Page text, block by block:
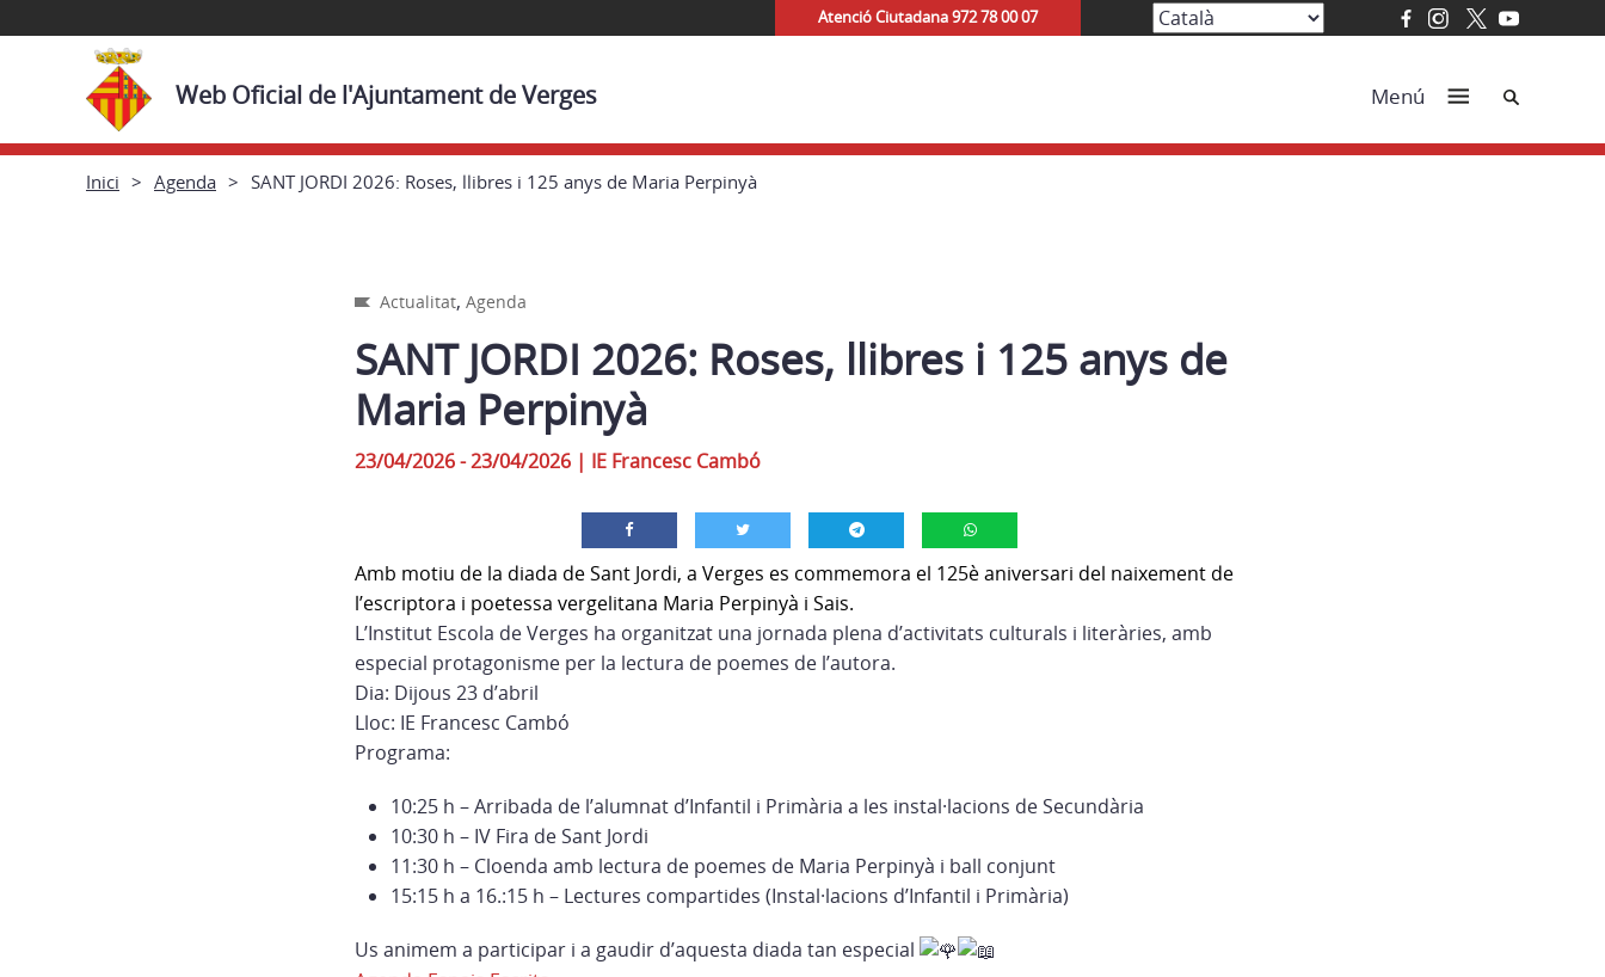
Atenció Ciutadana 972 78 00 07
Web Oficial de l'Ajuntament de Verges Menú Cerca
Inici Agenda SANT JORDI 2026: Roses, llibres i 125 anys de Maria Perpinyà
Actualitat, Agenda
SANT JORDI 2026: Roses, llibres i 125 anys de
Maria Perpinyà
23/04/2026 - 23/04/2026 | IE Francesc Cambó
Amb motiu de la diada de Sant Jordi, a Verges es commemora el 125è aniversari del naixement de
l’escriptora i poetessa vergelitana Maria Perpinyà i Sais.
L’Institut Escola de Verges ha organitzat una jornada plena d’activitats culturals i literàries, amb
especial protagonisme per la lectura de poemes de l’autora.
Dia: Dijous 23 d’abril
Lloc: IE Francesc Cambó
Programa:
10:25 h – Arribada de l’alumnat d’Infantil i Primària a les instal·lacions de Secundària
10:30 h – IV Fira de Sant Jordi
11:30 h – Cloenda amb lectura de poemes de Maria Perpinyà i ball conjunt
15:15 h a 16.:15 h – Lectures compartides (Instal·lacions d’Infantil i Primària)
Us animem a participar i a gaudir d’aquesta diada tan especial